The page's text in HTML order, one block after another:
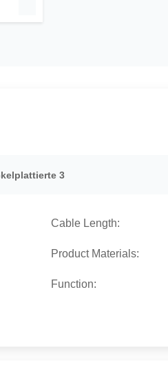
3
Cable Length:
Product Materials:
Function: